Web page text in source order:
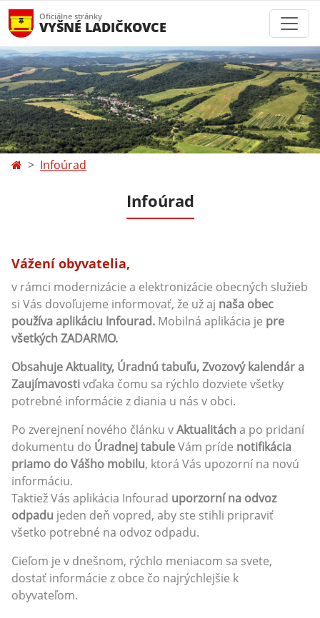
Oficiálne stránky
VYŠNÉ LADIČKOVCE
Infoúrad
Infoúrad
Vážení obyvatelia,
v rámci modernizácie a elektronizácie obecných služieb
si Vás dovoľujeme informovať, že už aj naša obec
používa aplikáciu Infourad. Mobilná aplikácia je pre
všetkých ZADARMO.
Obsahuje Aktuality, Úradnú tabuľu, Zvozový kalendár a
Zaujímavostivďaka čomu sa rýchlo dozviete všetky
potrebné informácie z diania u nás v obci.
Po zverejnení nového článku vAktualitácha po pridaní
dokumentu do Úradnej tabuleVám príde notifikácia
priamo do Vášho mobilu, ktorá Vás upozorní na novú
informáciu.
Taktiež Vás aplikácia Infourad uporzorní na odvoz
odpadu jeden deň vopred, aby ste stihli pripraviť
všetko potrebné na odvoz odpadu.
Cieľom je v dnešnom, rýchlo meniacom sa svete,
dostať informácie z obce čo najrýchlejšie k
obyvateľom.